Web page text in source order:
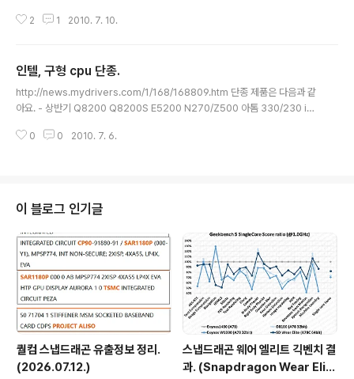
파트너들에게 점차적으로 셀로론 프로세서의 생산량을 줄
2011년으로 예정되어있다고. 현재 생산 중인 셀러론 프로
세서 목록입니다. P4500, U2300은 32nm, 723은 65
nm, 나머지는 45nm 공정입니다. 9월말에는 P4600(32
선 유일하게 E3000 시리즈가 남아있는데, i 시리즈로 대
2 1 2010. 7. 10.
인텔, 구형 cpu 단종.
http://news.mydrivers.com/1/168/168809.htm 단종 제품은 다음과 같
아요. - 상반기 Q8200 Q8200S E5200 N270/Z500 아톰 330/230 i7
5400 내년 1/4분기 보통 단종하면 다음 분기쯤엔 시장에서 찾아보기 힘들어
0 0 2010. 7. 6.
이 블로그 인기글
퀄컴 스냅드래곤 유출정보 정리.
(2026.07.12.)
스냅드래곤 웨어 엘리트 긱벤치 결
과. (Snapdragon Wear Elit